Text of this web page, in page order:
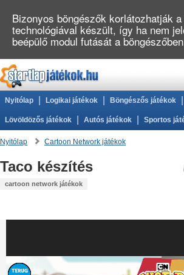
Nyitólap Logikai játékok Böngészős játékok
Lövöldözős játékok Autós játékok Sportos
Nyitólap Cartoon Network játékok
Taco készítés
cartoon network játékok
Bizonyos böngészők korlátozhatják
technológiával készült, így ha nem
beépülő modul futását a